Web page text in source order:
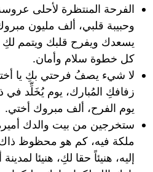
الفرحة المنتظرة لأحلى
وحبيبة قلبي، ألف مليون
يسعدك ويفرح قلبك ويتمم
كل خطوة سلام وأمان.
لا شيء يصفُ فرحتي بكِ يا
زفافكِ المُبارك، يوم يُخَلِّد في
يوم الفرح، ألف مبروك أختي.
ستخرجين من بيت والدك
ملكة فيه، كم هو محظوظ ذاك
إليه، هنيئاً حقا لكِ، هنيئا